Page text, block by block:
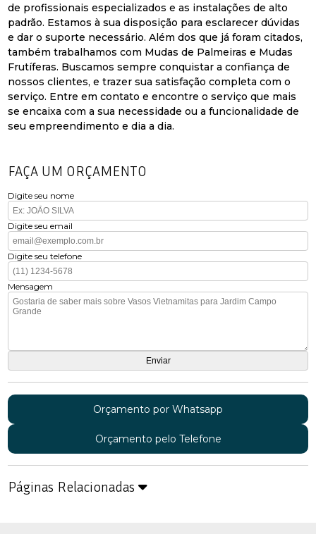
de profissionais especializados e as instalações de alto
padrão. Estamos à sua disposição para esclarecer dúvidas
e dar o suporte necessário. Além dos que já foram citados,
também trabalhamos com Mudas de Palmeiras e Mudas
Frutíferas. Buscamos sempre conquistar a confiança de
nossos clientes, e trazer sua satisfação completa com o
serviço. Entre em contato e encontre o serviço que mais
se encaixa com a sua necessidade ou a funcionalidade de
seu empreendimento e dia a dia.
FAÇA UM ORÇAMENTO
Digite seu nome
Digite seu email
Digite seu telefone
Mensagem
Orçamento por Whatsapp
Orçamento pelo Telefone
Páginas Relacionadas